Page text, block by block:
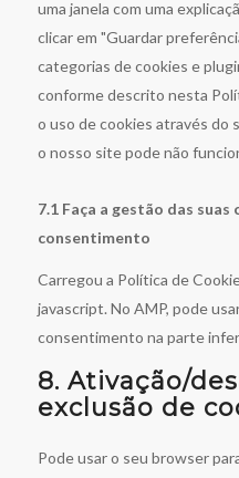
uma janela com uma
clicar em "Guardar
categorias de cookies e
conforme descrito nesta
o uso de cookies através do
o nosso site pode não
7.1 Faça a gestão das suas
consentimento
Carregou a Política de
javascript. No AMP, pode
consentimento na parte
8. Ativação/
exclusão de
Pode usar o seu browser